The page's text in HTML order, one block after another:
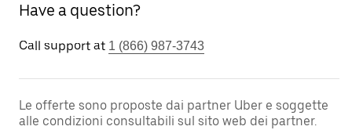
Have a question?
Call support at 1 (866) 987-3743
Le offerte sono proposte dai partner Uber e soggette
alle condizioni consultabili sul sito web dei partner.